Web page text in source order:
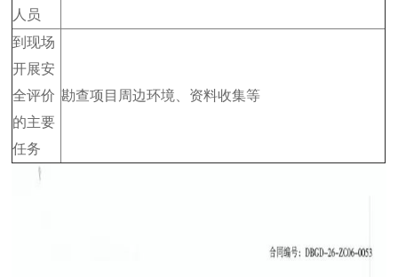
人员
到现场
开展安
全评价
的主要
任务
勘查项目周边环境、资料收集等